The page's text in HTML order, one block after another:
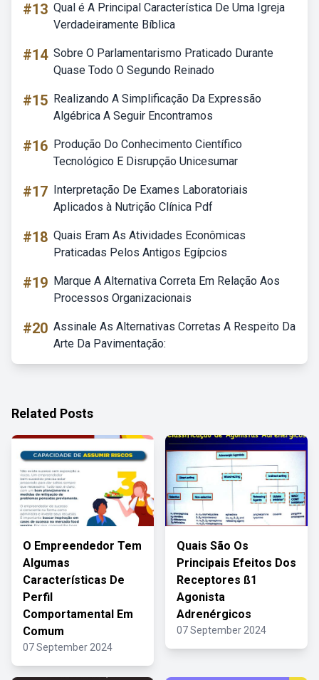
#13 Qual é A Principal Característica De Uma Igreja
Verdadeiramente Bíblica
#14 Sobre O Parlamentarismo Praticado Durante
Quase Todo O Segundo Reinado
#15 Realizando A Simplificação Da Expressão
Algébrica A Seguir Encontramos
#16 Produção Do Conhecimento Científico
Tecnológico E Disrupção Unicesumar
#17 Interpretação De Exames Laboratoriais
Aplicados à Nutrição Clínica Pdf
#18 Quais Eram As Atividades Econômicas
Praticadas Pelos Antigos Egípcios
#19 Marque A Alternativa Correta Em Relação Aos
Processos Organizacionais
#20 Assinale As Alternativas Corretas A Respeito Da
Arte Da Pavimentação:
Related Posts
O Empreendedor Tem
Algumas
Características De
Perfil
Comportamental Em
Comum
07 September 2024
Quais São Os
Principais Efeitos Dos
Receptores ß1
Agonista
Adrenérgicos
07 September 2024